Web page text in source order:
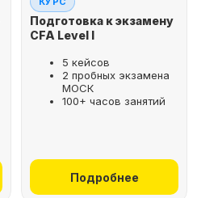
Подготовка к экзамену
CFA Level I
5 кейсов
2 пробных экзамена
МОСК
100+ часов занятий
Подробнее